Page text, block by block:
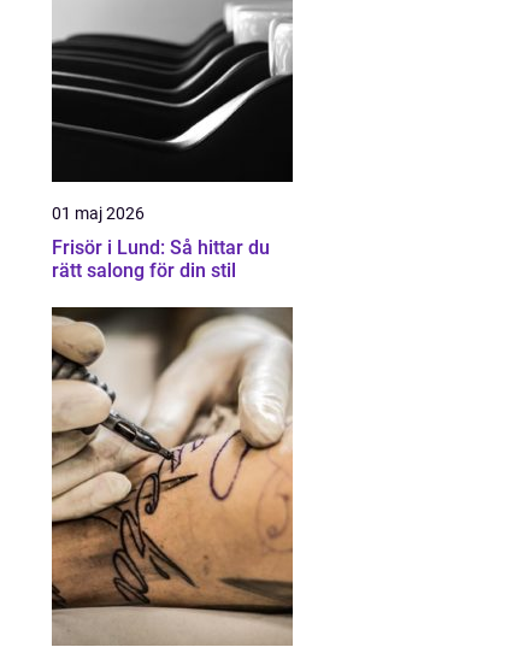
01 maj 2026
Frisör i Lund: Så hittar du
rätt salong för din stil